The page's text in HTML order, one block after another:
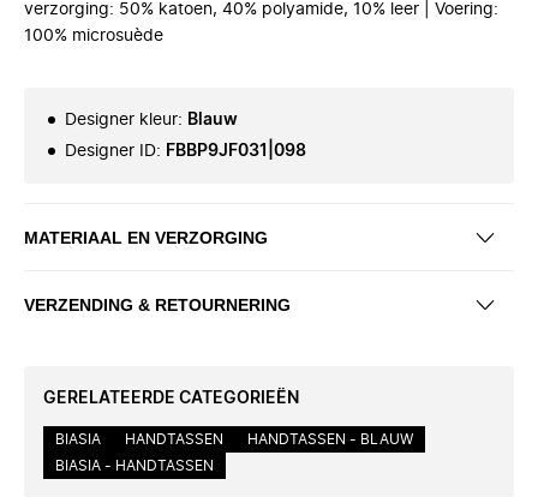
verzorging: 50% katoen, 40% polyamide, 10% leer | Voering:
100% microsuède
Designer kleur: Blauw
Designer ID: FBBP9JF031|098
MATERIAAL EN VERZORGING
VERZENDING & RETOURNERING
GERELATEERDE CATEGORIEËN
BIASIA HANDTASSEN
HANDTASSEN - BLAUW
BIASIA - HANDTASSEN